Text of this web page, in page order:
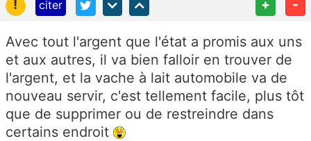
!
citer + -
Avec tout l'argent que l'état a promis aux uns
et aux autres, il va bien falloir en trouver de
l'argent, et la vache à lait automobile va de
nouveau servir, c'est tellement facile, plus tôt
que de supprimer ou de restreindre dans
certains endroit